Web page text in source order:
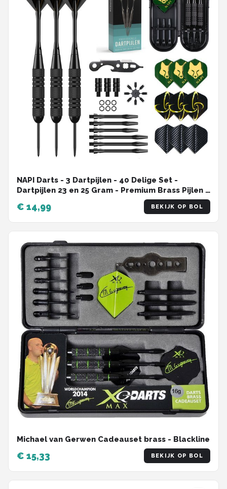
NAPI Darts - 3 Dartpijlen - 40 Delige Set -
Dartpijlen 23 en 25 Gram - Premium Brass Pijlen -
Hoge kwaliteit Steeltip - Inclusief Dart Flights - 2
Verschillende Lengtes - Inclusief Dart Case
€ 14,99 BEKIJK OP BOL
Michael van Gerwen Cadeauset brass - Blackline
€ 15,33 BEKIJK OP BOL